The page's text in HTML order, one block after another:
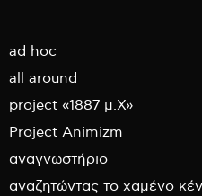
ad hoc
all around
project «1887 μ.Χ»
Project Animizm
αναγνωστήριο
αναζητώντας το χαμένο